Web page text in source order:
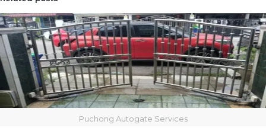
Puchong Autogate Services